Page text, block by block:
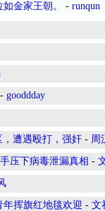
金家王朝。
- runqun
- gooddday
遭遇殴打，强奸 - 周
压下病毒泄漏真相 -
年挥旗红地毯欢迎 - 文